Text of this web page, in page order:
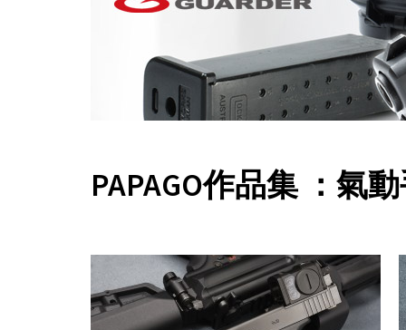
PAPAGO作品集 ：氣